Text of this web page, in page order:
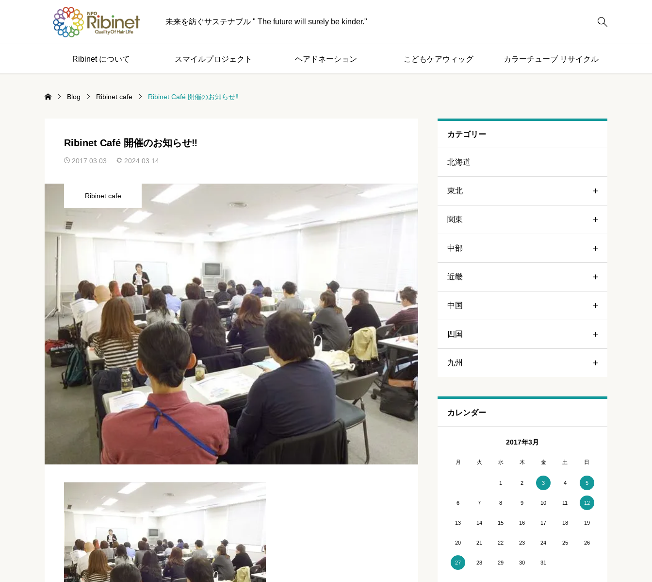
未来を紡ぐサステナブル " The future will surely be kinder." 
Ribinet について スマイルプロジェクト ヘアドネーション こどもケアウィッグ カラーチューブ リサイクル
Blog Ribinet cafe Ribinet Café 開催のお知らせ‼
Ribinet Café 開催のお知らせ‼
2017.03.03 2024.03.14
Ribinet cafe
カテゴリー
北海道
東北
青森
岩手
宮城
山形
福島
関東
栃木
群馬
茨城
千葉
埼玉
中部
静岡
愛知
山梨
長野
近畿
三重
京都
和歌山
中国
岡山
広島
四国
徳島
九州
宮崎
沖縄
カレンダー
2017年3月
月 火 水 木 金 土 日
1 2 3 4 5
6 7 8 9 10 11 12
13 14 15 16 17 18 19
20 21 22 23 24 25 26
27 28 29 30 31